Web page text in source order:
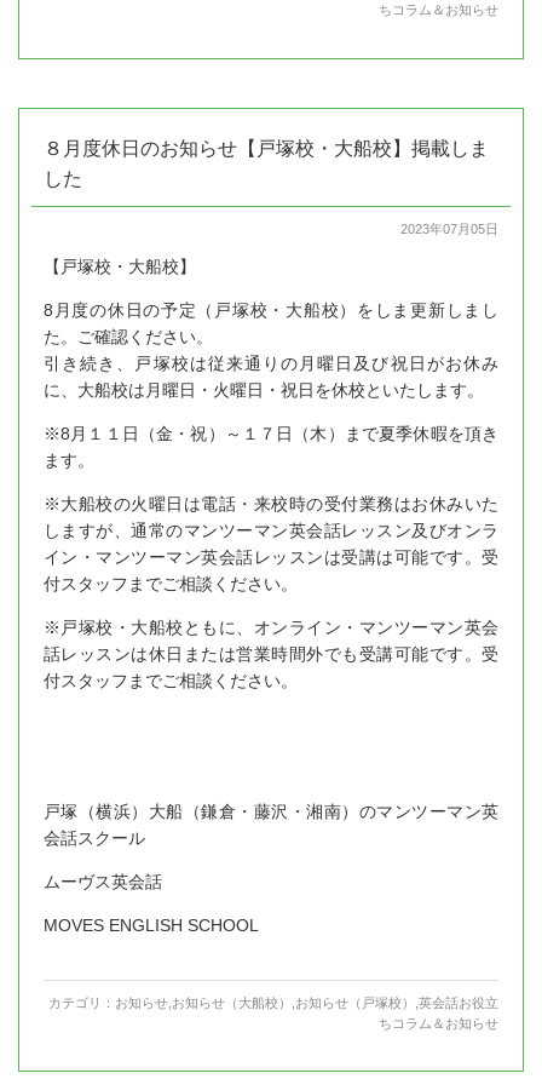
ちコラム＆お知らせ
８月度休日のお知らせ【戸塚校・大船校】掲載しま
した
2023年07月05日
【戸塚校・大船校】
8月度の休日の予定（戸塚校・大船校）をしま更新しまし
た。ご確認ください。
引き続き、戸塚校は従来通りの月曜日及び祝日がお休み
に、大船校は月曜日・火曜日・祝日を休校といたします。
※8月１１日（金・祝）～１７日（木）まで夏季休暇を頂き
ます。
※大船校の火曜日は電話・来校時の受付業務はお休みいた
しますが、通常のマンツーマン英会話レッスン及びオンラ
イン・マンツーマン英会話レッスンは受講は可能です。受
付スタッフまでご相談ください。
※戸塚校・大船校ともに、オンライン・マンツーマン英会
話レッスンは休日または営業時間外でも受講可能です。受
付スタッフまでご相談ください。
戸塚（横浜）大船（鎌倉・藤沢・湘南）のマンツーマン英
会話スクール
ムーヴス英会話
MOVES ENGLISH SCHOOL
カテゴリ： お知らせ お知らせ（大船校） お知らせ（戸塚校）
英会話お役立
ちコラム＆お知らせ